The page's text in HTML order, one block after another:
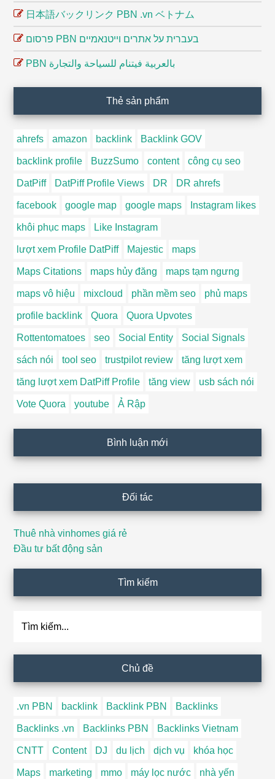
日本語バックリンク PBN .vn ベトナム
פרסום PBN בעברית על אתרים וייטנאמיים
PBN بالعربية فيتنام للسياحة والتجارة
Thẻ sản phẩm
ahrefs amazon backlink Backlink GOV
backlink profile BuzzSumo content công cụ seo
DatPiff DatPiff Profile Views DR DR ahrefs
facebook google map google maps Instagram likes
khôi phục maps Like Instagram
lượt xem Profile DatPiff Majestic maps
Maps Citations maps hủy đăng maps tạm ngưng
maps vô hiệu mixcloud phần mềm seo phủ maps
profile backlink Quora Quora Upvotes
Rottentomatoes seo Social Entity Social Signals
sách nói tool seo trustpilot review tăng lượt xem
tăng lượt xem DatPiff Profile tăng view usb sách nói
Vote Quora youtube Ả Rập
Bình luận mới
Đối tác
Thuê nhà vinhomes giá rẻ
Đầu tư bất động sản
Tìm kiếm
Chủ đề
.vn PBN backlink Backlink PBN Backlinks
Backlinks .vn Backlinks PBN Backlinks Vietnam
CNTT Content DJ du lịch dịch vụ khóa học
Maps marketing mmo máy lọc nước nhà yến